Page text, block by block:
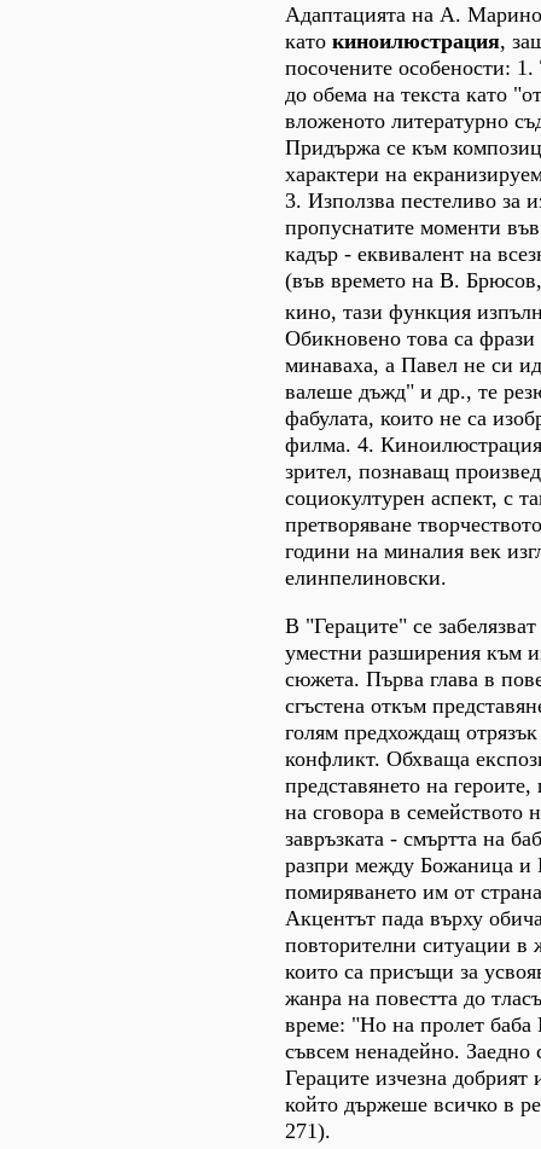
Адаптацията на А.
като киноилюстрация,
посочените особености:
до обема на текста като
вложеното литературно
Придържа се към
характери на
3. Използва пестеливо за
пропуснатите моменти във
кадър - еквивалент на
(във времето на В.
кино, тази функция
Обикновено това са
минаваха, а Павел не си
валеше дъжд" и др., те
фабулата, които не са
филма. 4.
зрител, познаващ
социокултурен аспект, с
претворяване
години на миналия век
елинпелиновски.
В "Гераците" се
уместни разширения към
сюжета. Първа глава в
сгъстена откъм
голям предхождащ
конфликт. Обхваща
представянето на
на сговора в семейството
завръзката - смъртта на
разпри между Божаница и
помиряването им от
Акцентът пада върху
повторителни ситуации в
които са присъщи за
жанра на повестта до
време: "Но на пролет
съвсем ненадейно. Заедно
Гераците изчезна добрият
който държеше всичко в
271).